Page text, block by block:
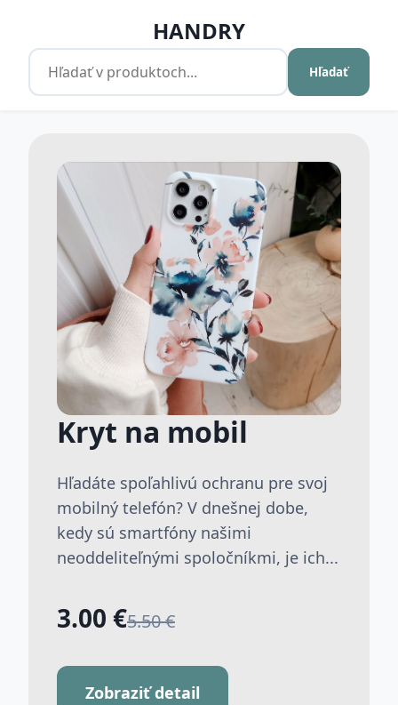
HANDRY
Hľadať
Kryt na mobil
Hľadáte spoľahlivú ochranu pre svoj
mobilný telefón? V dnešnej dobe,
kedy sú smartfóny našimi
neoddeliteľnými spoločníkmi, je ich...
3.00 €5.50 €
Zobraziť detail